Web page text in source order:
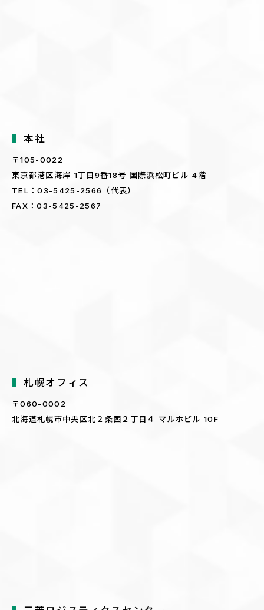
1月
3月
照明機器製造販売大手岩崎電気株式会社
と業務用独立分散型発電塔・外路灯シス
2006年
2月
アドルフィンMark-Zero」の国内出荷
本社
〒105-0022
東京都港区海岸 1丁目9番18号 国際浜松町ビル 4階
TEL：03-5425-2566（代表）
FAX：03-5425-2567
札幌オフィス
〒060-0002
北海道札幌市中央区北２条西２丁目４ マルホビル 10F